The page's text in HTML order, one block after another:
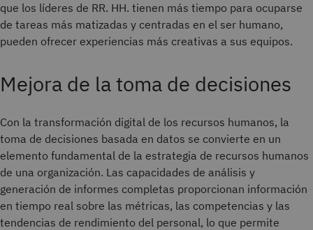
que los líderes de RR. HH. tienen más tiempo para ocuparse
de tareas más matizadas y centradas en el ser humano,
pueden ofrecer experiencias más creativas a sus equipos.
Mejora de la toma de decisiones
Con la transformación digital de los recursos humanos, la
toma de decisiones basada en datos se convierte en un
elemento fundamental de la estrategia de recursos humanos
de una organización. Las capacidades de análisis y
generación de informes completas proporcionan información
en tiempo real sobre las métricas, las competencias y las
tendencias de rendimiento del personal, lo que permite